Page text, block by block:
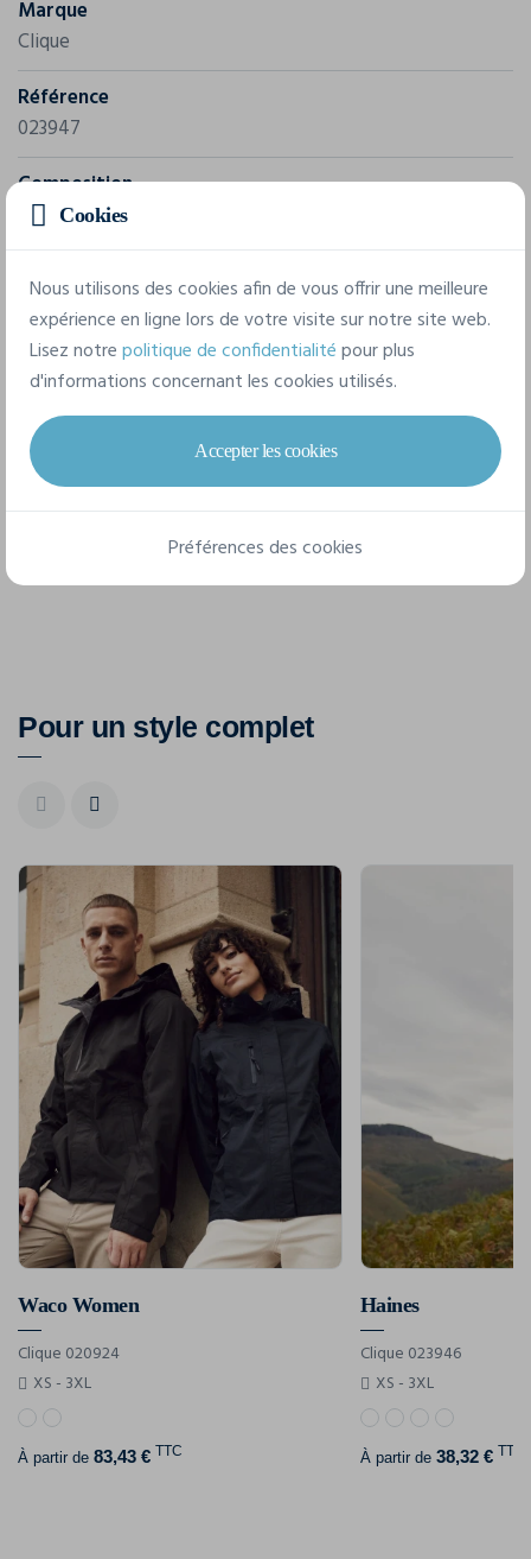
Marque
Clique
Référence
023947
Composition
Couche 1 : 100% Polyester / Couche 2 : 100% Polyester
6 tailles disponibles
36/S 38/M 40/L 42/XL 44/XXL
Pour un style complet
Waco Women
Clique 020924
XS - 3XL
À partir de 83,43 € TTC
Haines
Clique 023946
XS - 3XL
À partir de 38,32 € TTC
Cookies
Nous utilisons des cookies afin de vous offrir une meilleure
expérience en ligne lors de votre visite sur notre site web.
Lisez notrepolitique de confidentialitépour plus
d'informations concernant les cookies utilisés.
Accepter les cookies
Préférences des cookies